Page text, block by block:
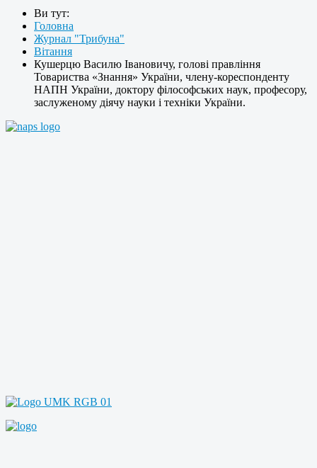
Ви тут:
Головна
Журнал "Трибуна"
Вітання
Кушерцю Василю Івановичу, голові правління
Товариства «Знання» України, члену-кореспонденту
НАПН України, доктору філософських наук, професору,
заслуженому діячу науки і техніки України.